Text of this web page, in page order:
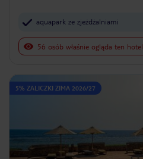
aquapark ze zjeżdżalniami
56 osób właśnie ogląda ten hotel
5% ZALICZKI ZIMA 2026/27